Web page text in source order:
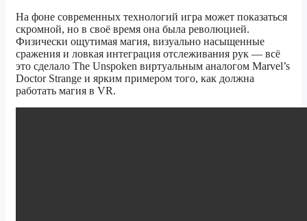
На фоне современных технологий игра может показаться
скромной, но в своё время она была революцией.
Физически ощутимая магия, визуально насыщенные
сражения и ловкая интеграция отслеживания рук — всё
это сделало The Unspoken виртуальным аналогом Marvel’s
Doctor Strange и ярким примером того, как должна
работать магия в VR.